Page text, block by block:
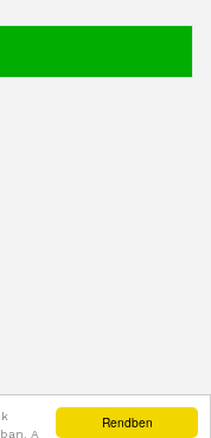
Rendben
A